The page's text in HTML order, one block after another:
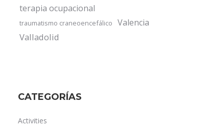
terapia ocupacional
traumatismo craneoencefálico Valencia
Valladolid
CATEGORÍAS
Activities